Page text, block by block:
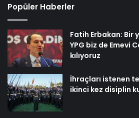
Popüler Haberler
Fatih Erbakan: Bir
YPG biz de Emevi
kılıyoruz
İhraçları istenen
ikinci kez disiplin